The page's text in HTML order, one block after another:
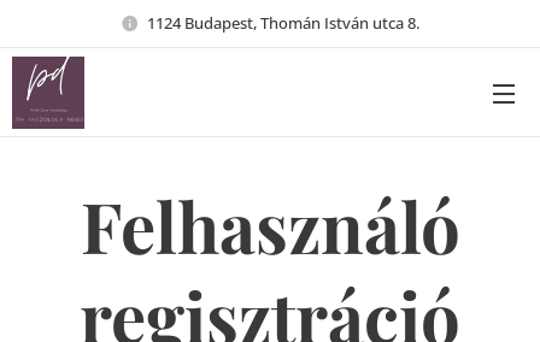
1124 Budapest, Thomán István utca 8.
Felhasználó
regisztráció